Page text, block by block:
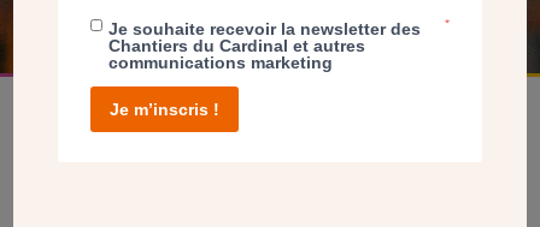
Je souhaite recevoir la newsletter des
Chantiers du Cardinal et autres
communications marketing
*
Je m’inscris !